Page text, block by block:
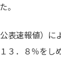
。
表速報値）に
．８％をし